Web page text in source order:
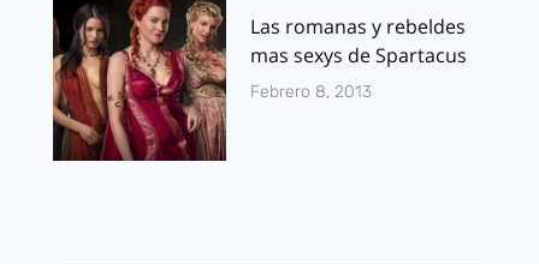
Las romanas y rebeldes
mas sexys de Spartacus
Febrero 8, 2013